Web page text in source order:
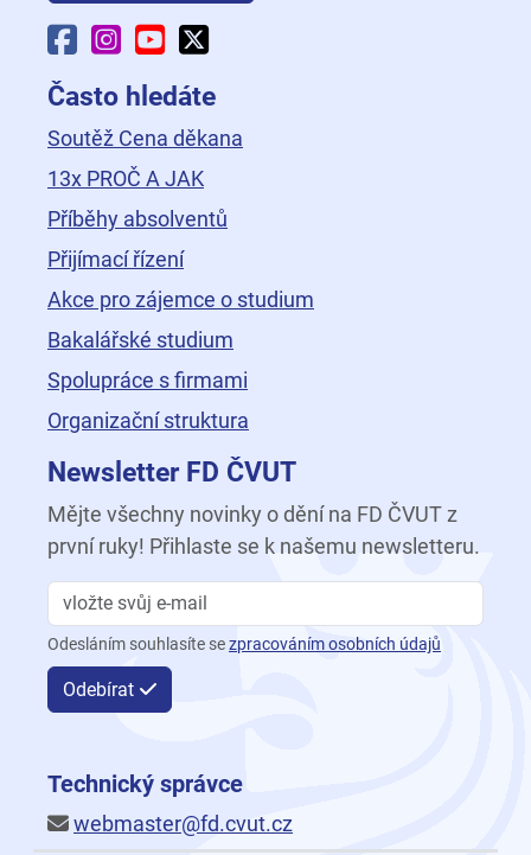
Facebook Fakulty dopravní
Instagram Fakulty dopravní
YouTube Fakulty dopravní
Často hledáte
Soutěž Cena děkana
13x PROČ A JAK
Příběhy absolventů
Přijímací řízení
Akce pro zájemce o studium
Bakalářské studium
Spolupráce s firmami
Organizační struktura
Newsletter FD ČVUT
Mějte všechny novinky o dění na FD ČVUT z
první ruky! Přihlaste se k našemu newsletteru.
Odesláním souhlasíte sezpracováním osobních údajů
Odebírat
Technický správce
webmaster@fd.cvut.cz